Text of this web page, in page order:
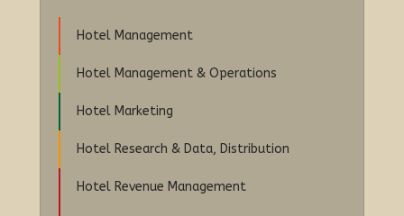
Hotel Management
Hotel Management & Operations
Hotel Marketing
Hotel Research & Data, Distribution
Hotel Revenue Management